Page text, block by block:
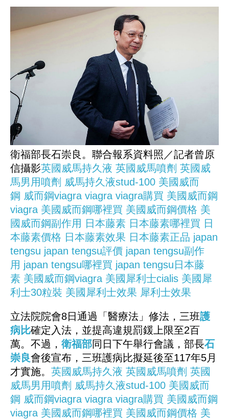
衛福部長石崇良。聯合報系資料照／記者曾原
信攝影英國威馬持久液 英國威馬噴劑 英國威
馬男用噴劑 威馬持久液stud-100 美國威而
鋼 威而鋼viagra viagra viagra購買 美國威而鋼
viagra 美國威而鋼哪裡買 美國威而鋼價格 美
國威而鋼副作用 日本藤素 日本藤素哪裡買 日
本藤素價格 日本藤素效果 日本藤素正品 japan
tengsu japan tengsu評價 japan tengsu副作
用 japan tengsu哪裡買 japan tengsu日本藤
素 美國威而鋼viagra 美國犀利士cialis 美國犀
利士30粒裝 美國犀利士效果 犀利士效果
立法院院會8日通過「醫療法」修法，三班護
病比確定入法，並提高違規罰鍰上限至2百
萬。不過， 衛福部同日下午舉行會議，部長石
崇良會後宣布，三班護病比擬延後至117年5月
才實施。 英國威馬持久液 英國威馬噴劑 英國
威馬男用噴劑 威馬持久液stud-100 美國威而
鋼 威而鋼viagra viagra viagra購買 美國威而鋼
viagra 美國威而鋼哪裡買 美國威而鋼價格 美